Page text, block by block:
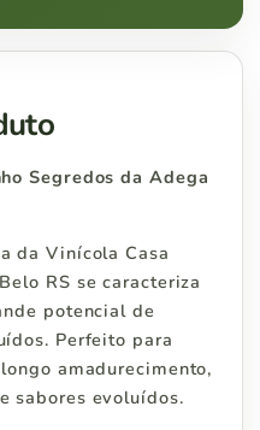
Segredos da Adega
da Vinícola Casa
RS se caracteriza
potencial de
Perfeito para
amadurecimento,
sabores evoluídos.